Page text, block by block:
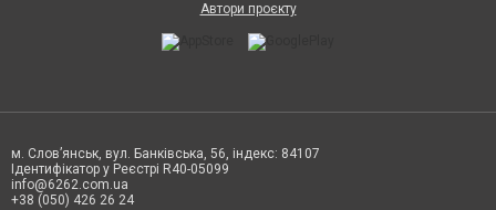
Автори проєкту
м. Слов’янськ, вул. Банківська, 56, індекс: 84107
Ідентифікатор у Реєстрі R40-05099
info@6262.com.ua
+38 (050) 426 26 24